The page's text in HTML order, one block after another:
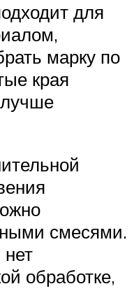
для
марку по
края
смесями.
обработке,